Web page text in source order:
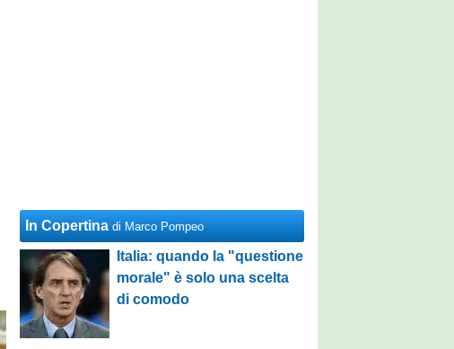
In Copertina di Marco Pompeo
Italia: quando la "questione
morale" è solo una scelta
di comodo